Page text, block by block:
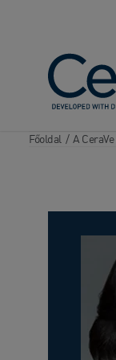
Főoldal / A